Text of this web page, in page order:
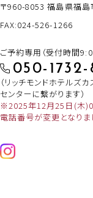
〒960-8053福島県福島
FAX:024-526-1266
ご予約専用（受付時間
050-1732-
（リッチモンドホテルズ
センターに繋がります）
※2025年12月25日(木
電話番号が変更となりま